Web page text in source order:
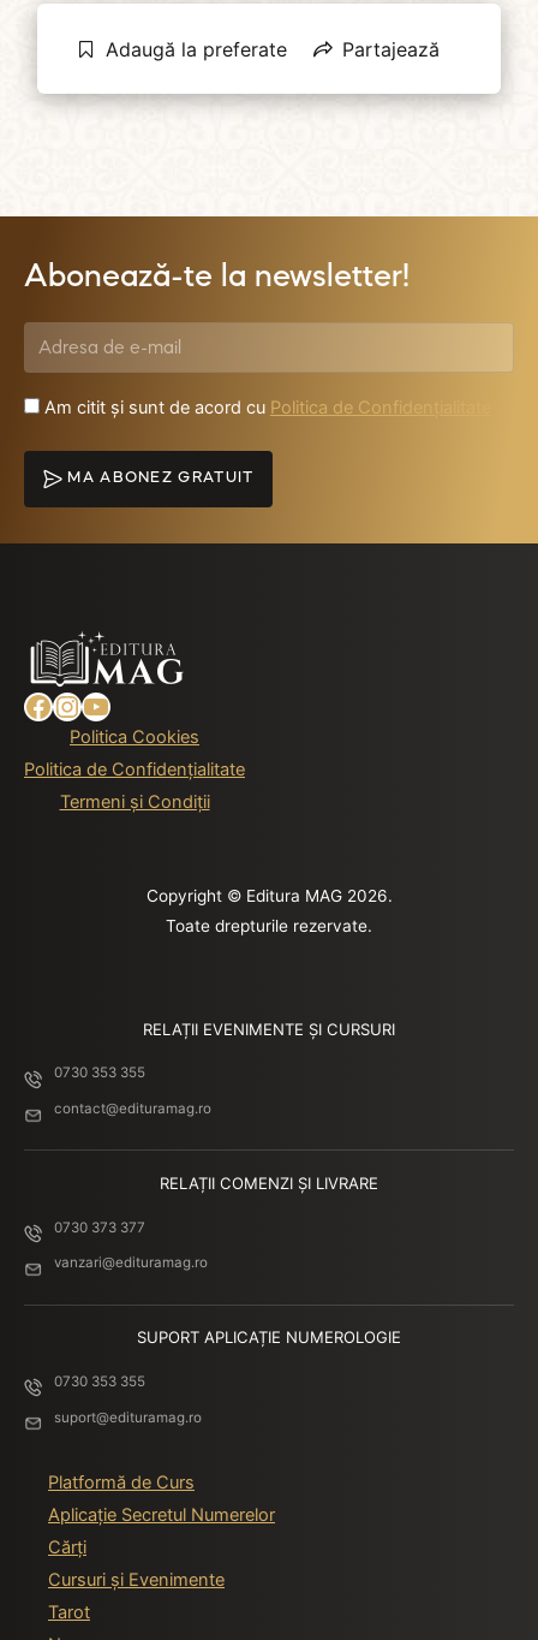
Adaugă la preferate Partajează
Abonează-te la newsletter!
Am citit și sunt de acord cu Politica de Confidențialitate
MA ABONEZ GRATUIT
Facebook
Instagram
YouTube
Politica Cookies
Politica de Confidențialitate
Termeni și Condiții
Copyright © Editura MAG 2026.
Toate drepturile rezervate.
RELAȚII EVENIMENTE ȘI CURSURI
0730 353 355
contact@edituramag.ro
RELAȚII COMENZI ȘI LIVRARE
0730 373 377
vanzari@edituramag.ro
SUPORT APLICAȚIE NUMEROLOGIE
0730 353 355
suport@edituramag.ro
Platformă de Curs
Aplicație Secretul Numerelor
Cărți
Cursuri și Evenimente
Tarot